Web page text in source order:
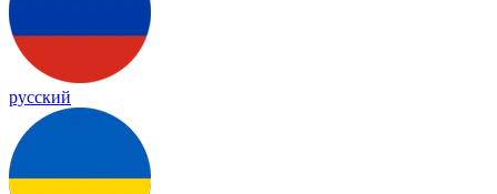
русский